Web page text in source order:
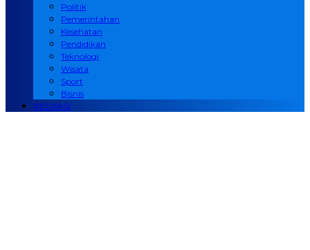
Politik
Pemerintahan
Kesehatan
Pendidikan
Teknologi
Wisata
Sport
Bisnis
REDAKSI